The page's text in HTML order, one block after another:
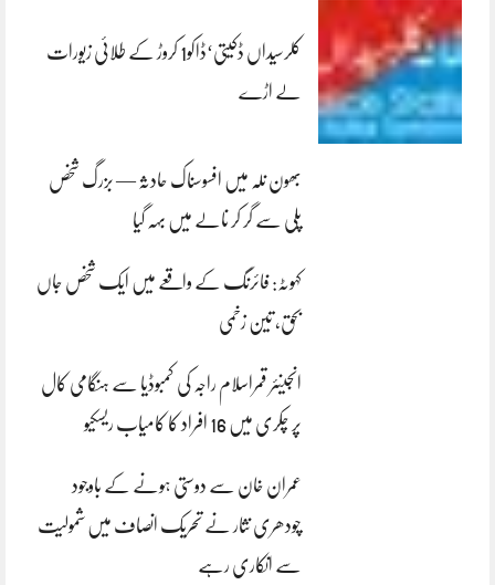
کلرسیداں ڈکیتی‘ڈاکو1 کروڑ کے طلائی زیورات
لے اڑے
بھون نلہ میں افسوسناک حادثہ — بزرگ شخص
پلی سے گر کر نالے میں بہہ گیا
کہوٹہ: فائرنگ کے واقعے میں ایک شخص جاں
بحق، تین زخمی
انجینئر قمراسلام راجہ کی کمبوڈیا سے ہنگامی کال
پر چکری میں 16 افراد کا کامیاب ریسکیو
عمران خان سے دوستی ہونے کے باوجود
چودھری نثار نے تحریک انصاف میں شمولیت
سے انکاری رہے